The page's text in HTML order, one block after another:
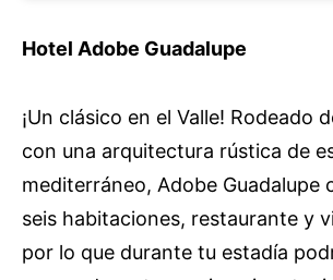
Hotel Adobe Guadalupe
¡Un clásico en el Valle! Rodeado
con una arquitectura rústica de
mediterráneo, Adobe Guadalupe
seis habitaciones, restaurante y
por lo que durante tu estadía